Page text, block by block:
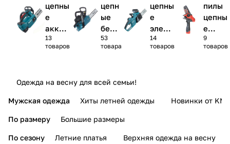
цепны
е
аккум
улято
рные
13
товаров
цепн
ые
бенз
инов
ые
53
товара
цепны
е
элект
ричес
кие
14
товаров
пилы
цепны
е
аккум
улято
9
товаров
Одежда на весну для всей семьи!
Мужская одежда Хиты летней одежды Новинки от KMI
По размеру Большие размеры
По сезону Летние платья Верхняя одежда на весну